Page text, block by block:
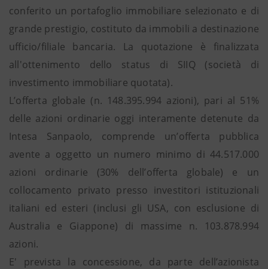
conferito un portafoglio immobiliare selezionato e di
grande prestigio, costituto da immobili a destinazione
ufficio/filiale bancaria. La quotazione è finalizzata
all'ottenimento dello status di SIIQ (società di
investimento immobiliare quotata).
L’offerta globale (n. 148.395.994 azioni), pari al 51%
delle azioni ordinarie oggi interamente detenute da
Intesa Sanpaolo, comprende un’offerta pubblica
avente a oggetto un numero minimo di 44.517.000
azioni ordinarie (30% dell’offerta globale) e un
collocamento privato presso investitori istituzionali
italiani ed esteri (inclusi gli USA, con esclusione di
Australia e Giappone) di massime n. 103.878.994
azioni.
E' prevista la concessione, da parte dell’azionista